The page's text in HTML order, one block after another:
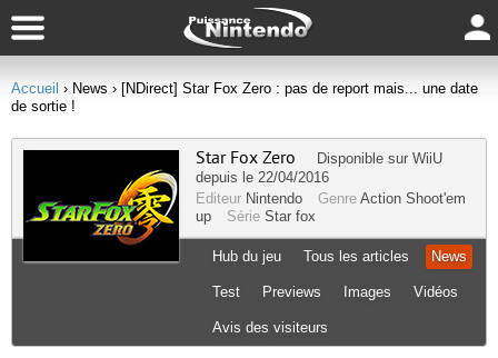
Accueil › News › [NDirect] Star Fox Zero : pas de report mais... une date
de sortie !
Star Fox Zero Disponible sur WiiU
depuis le 22/04/2016
Editeur Nintendo Genre Action Shoot'em
up
Série Star fox
Hub du jeu Tous les articles News
Test Previews Images Vidéos
Avis des visiteurs